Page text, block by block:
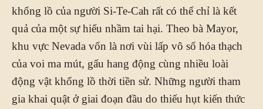
khổng lồ của người Si-Te-Cah rất có thể chỉ là kết
quả của một sự hiểu nhầm tai hại. Theo bà Mayor,
khu vực Nevada vốn là nơi vùi lấp vô số hóa thạch
của voi ma mút, gấu hang động cùng nhiều loài
động vật khổng lồ thời tiền sử. Những người tham
gia khai quật ở giai đoạn đầu do thiếu hụt kiến thức